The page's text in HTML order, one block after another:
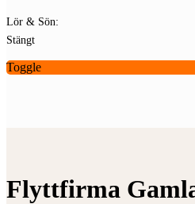
Lör & Sön:
Stängt
Toggle
Flyttfirma